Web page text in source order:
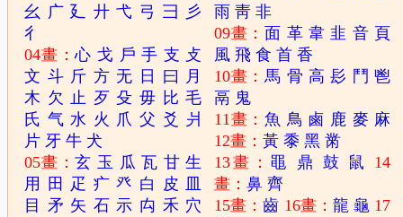
幺 广 廴 廾 弋 弓 彐
彡
彳
04畫：心 戈 戶 手 支 攴
文 斗 斤 方 无 日 曰 月
木 欠 止 歹 殳 毋 比 毛
氏 气 水 火 爪 父 爻 爿
片 牙 牛 犬
05畫：玄 玉 瓜 瓦 甘 生
用
田 疋 疒 癶 白 皮
目
矛 矢 石 示 禸 禾 穴
雨 靑 非
09畫： 面 革 韋 韭 音 頁
風 飛 食 首 香
10畫：馬 骨 高 髟 鬥 鬯
鬲 鬼
11畫：魚 鳥 鹵 鹿 麥 麻
12畫：黃 黍 黑 黹
13畫： 黽 鼎 鼓 鼠
14
畫：鼻 齊
15畫：齒 16畫： 龍 龜 17